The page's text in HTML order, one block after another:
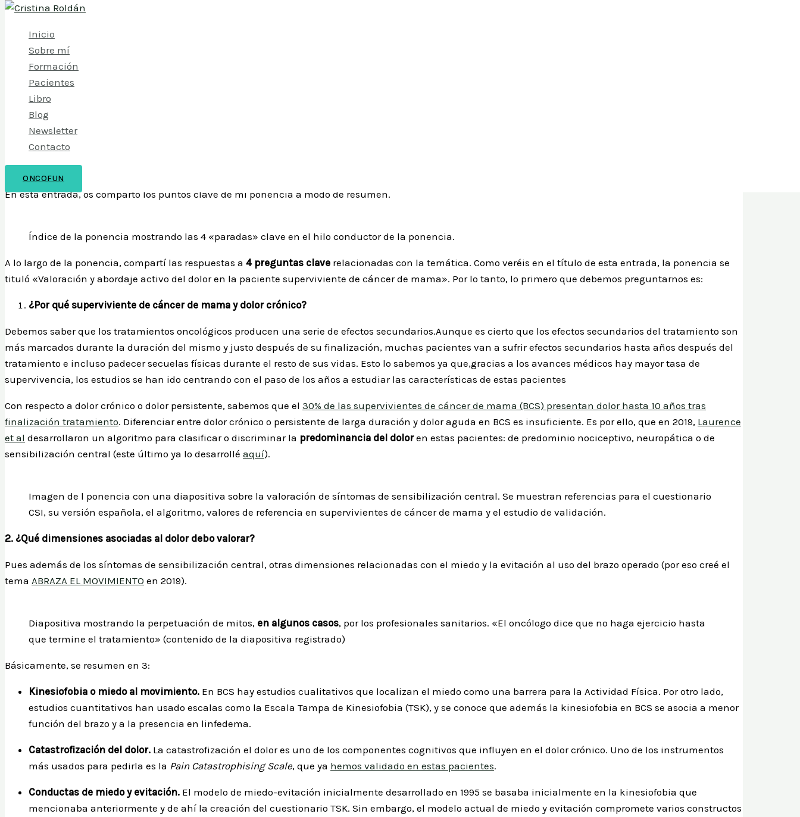
Ir al contenido
Inicio
Sobre mí
Formación
Pacientes
Libro
Blog
Newsletter
Contacto
ONCOFUN
Valoración y abordaje activo del dolor en la paciente superviviente de cáncer de
mama￼
Cáncer de Mama
El pasado 22 de Octubre tuve el honor de asistir como ponente en el «
Ángel Galán» celebrado en Valladolid.
En esta entrada, os comparto los puntos clave de mi ponencia a modo de resumen.
Índice de la ponencia mostrando las 4 «paradas» clave en el hilo conductor de la ponencia.
A lo largo de la ponencia, compartí las respuestas a 4 preguntas clave relacionadas con la temática. Como veréis en el título de esta entrada, la ponencia se
tituló «Valoración y abordaje activo del dolor en la paciente superviviente de cáncer de mama». Por lo tanto, lo primero que debemos preguntarnos es:
¿Por qué superviviente de cáncer de mama y dolor crónico?
Debemos saber que los tratamientos oncológicos producen una serie de efectos secundarios.Aunque es cierto que los efectos secundarios del tratamiento son
más marcados durante la duración del mismo y justo después de su finalización, muchas pacientes van a sufrir efectos secundarios hasta años después del
tratamiento e incluso padecer secuelas físicas durante el resto de sus vidas. Esto lo sabemos ya que,gracias a los avances médicos hay mayor tasa de
supervivencia, los estudios se han ido centrando con el paso de los años a estudiar las características de estas pacientes
Con respecto a dolor crónico o dolor persistente, sabemos que el 30% de las supervivientes de cáncer de mama (BCS) presentan dolor hasta 10 años tras
finalización tratamiento. Diferenciar entre dolor crónico o persistente de larga duración y dolor aguda en BCS es insuficiente. Es por ello, que en 2019, Laurence
et al desarrollaron un algoritmo para clasificar o discriminar la predominancia del doloren estas pacientes: de predominio nociceptivo, neuropática o de
sensibilización central (este último ya lo desarrollé aquí).
Imagen de l ponencia con una diapositiva sobre la valoración de síntomas de sensibilización central. Se muestran referencias para el cuestionario
CSI, su versión española, el algoritmo, valores de referencia en supervivientes de cáncer de mama y el estudio de validación.
2. ¿Qué dimensiones asociadas al dolor debo valorar?
Pues además de los síntomas de sensibilización central, otras dimensiones relacionadas con el miedo y la evitación al uso del brazo operado (por eso creé el
tema ABRAZA EL MOVIMIENTO en 2019).
Diapositiva mostrando la perpetuación de mitos, en algunos casos, por los profesionales sanitarios. «El oncólogo dice que no haga ejercicio hasta
que termine el tratamiento» (contenido de la diapositiva registrado)
Básicamente, se resumen en 3:
Kinesiofobia o miedo al movimiento. En BCS hay estudios cualitativos que localizan el miedo como una barrera para la Actividad Física. Por otro lado,
estudios cuantitativos han usado escalas como la Escala Tampa de Kinesiofobia (TSK), y se conoce que además la kinesiofobia en BCS se asocia a menor
función del brazo y a la presencia en linfedema.
Catastrofización del dolor. La catastrofización el dolor es uno de los componentes cognitivos que influyen en el dolor crónico. Uno de los instrumentos
más usados para pedirla es la Pain Catastrophising Scale, que ya hemos validado en estas pacientes.
Conductas de miedo y evitación. El modelo de miedo-evitación inicialmente desarrollado en 1995 se basaba inicialmente en la kinesiofobia que
mencionaba anteriormente y de ahí la creación del cuestionario TSK. Sin embargo, el modelo actual de miedo y evitación compromete varios constructos